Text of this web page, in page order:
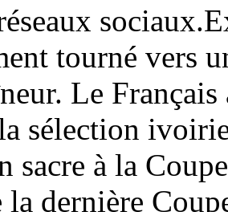
tourné vers
Le
sélection
sacre à la
la dernière